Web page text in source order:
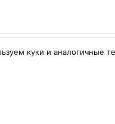
куки и аналогичные